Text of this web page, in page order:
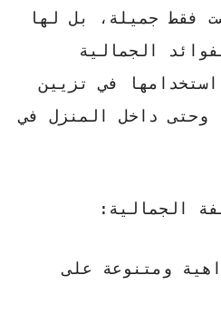
فقط جميلة، بل لها
الجمالية
في تزيين
وحتى داخل المنزل في
الجمالية:
ومتنوعة على